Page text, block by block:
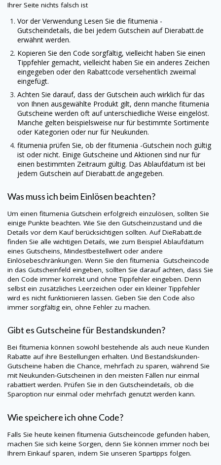
Ihrer Seite nichts falsch ist
Vor der Verwendung Lesen Sie die fitumenia -
Gutscheindetails, die bei jedem Gutschein aufDierabatt.de
erwähnt werden.
Kopieren Sie den Code sorgfältig, vielleicht haben Sie einen
Tippfehler gemacht, vielleicht haben Sie ein anderes Zeichen
eingegeben oder den Rabattcode versehentlich zweimal
eingefügt.
Achten Sie darauf, dass der Gutschein auch wirklich für das
von Ihnen ausgewählte Produkt gilt, denn manche fitumenia
Gutscheine werden oft auf unterschiedliche Weise eingelöst.
Manche gelten beispielsweise nur für bestimmte Sortimente
oder Kategorien oder nur für Neukunden.
fitumenia prüfen Sie, ob der fitumenia -Gutschein noch gültig
ist oder nicht. Einige Gutscheine und Aktionen sind nur für
einen bestimmten Zeitraum gültig. Das Ablaufdatum ist bei
jedem Gutschein aufDierabatt.de angegeben.
Was muss ich beim Einlösen beachten?
Um einen fitumenia Gutschein erfolgreich einzulösen, sollten Sie
einige Punkte beachten. Wie Sie den Gutscheinzustand und die
Details vor dem Kauf berücksichtigen sollten. AufDieRabatt.de
finden Sie alle wichtigen Details, wie zum Beispiel Ablaufdatum
eines Gutscheins, Mindestbestellwert oder andere
Einlösebeschränkungen. Wenn Sie den fitumenia Gutscheincode
in das Gutscheinfeld eingeben, sollten Sie darauf achten, dass Sie
den Code immer korrekt und ohne Tippfehler eingeben. Denn
selbst ein zusätzliches Leerzeichen oder ein kleiner Tippfehler
wird es nicht funktionieren lassen. Geben Sie den Code also
immer sorgfältig ein, ohne Fehler zu machen.
Gibt es Gutscheine für Bestandskunden?
Bei fitumenia können sowohl bestehende als auch neue Kunden
Rabatte auf ihre Bestellungen erhalten. Und Bestandskunden-
Gutscheine haben die Chance, mehrfach zu sparen, während Sie
mit Neukunden-Gutscheinen in den meisten Fällen nur einmal
rabattiert werden. Prüfen Sie in den Gutscheindetails, ob die
Sparoption nur einmal oder mehrfach genutzt werden kann.
Wie speichere ich ohne Code?
Falls Sie heute keinen fitumenia Gutscheincode gefunden haben,
machen Sie sich keine Sorgen, denn Sie können immer noch bei
Ihrem Einkauf sparen, indem Sie unseren Spartipps folgen.